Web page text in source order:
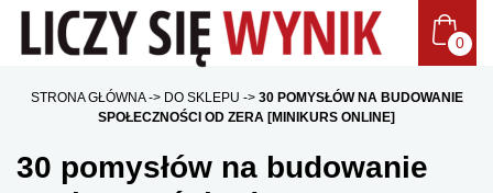
STRONA GŁÓWNA DO SKLEPU
30 POMYSŁÓW NA BUDOWANIE
SPOŁECZNOŚCI OD ZERA [MINIKURS ONLINE]
30 pomysłów na budowanie